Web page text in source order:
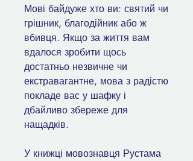
Мові байдуже хто ви: святий чи
грішник, благодійник або ж
вбивця. Якщо за життя вам
вдалося зробити щось
достатньо незвичне чи
екстравагантне, мова з радістю
покладе вас у шафку і
дбайливо збереже для
нащадків.
У книжці мовознавця Рустама